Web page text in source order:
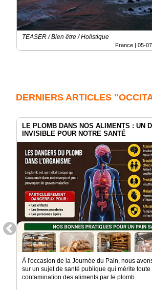
TEASER / Bien être / Holistique
France | 05-
DERNIERS ARTICLES
LE PLOMB DANS NOS ALIMENTS : UN
INVISIBLE POUR NOTRE SANTÉ
À l'occasion de la Journée du Pain, nous
sur un sujet de santé publique qui mérite
contamination des aliments par le plomb.